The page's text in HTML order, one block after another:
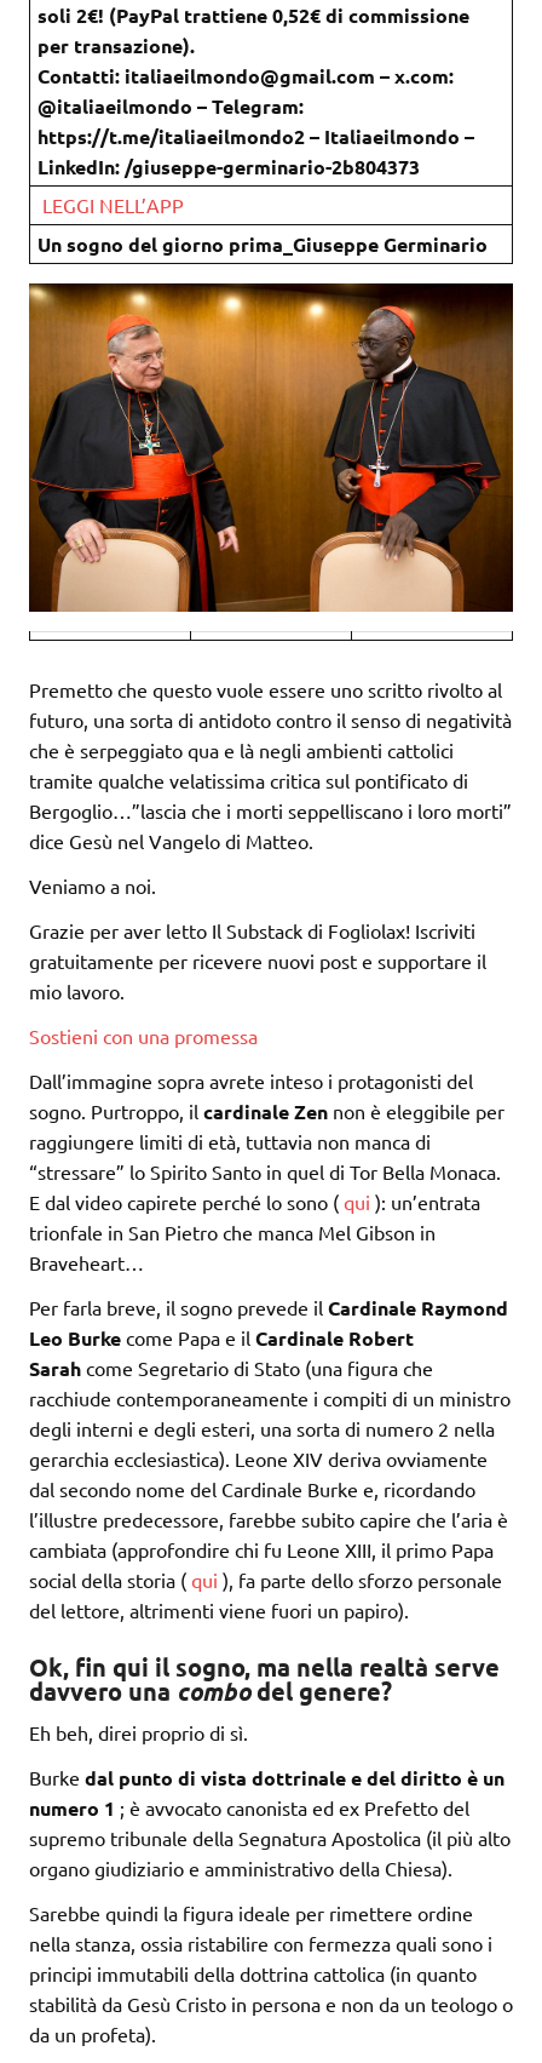
soli 2€! (PayPal trattiene 0,52€ di commissione
per transazione).
Contatti: italiaeilmondo@gmail.com – x.com:
@italiaeilmondo – Telegram:
https://t.me/italiaeilmondo2 – Italiaeilmondo –
LinkedIn: /giuseppe-germinario-2b804373
LEGGI NELL’APP
Un sogno del giorno prima_Giuseppe Germinario
Premetto che questo vuole essere uno scritto rivolto al
futuro, una sorta di antidoto contro il senso di negatività
che è serpeggiato qua e là negli ambienti cattolici
tramite qualche velatissima critica sul pontificato di
Bergoglio…”lascia che i morti seppelliscano i loro morti”
dice Gesù nel Vangelo di Matteo.
Veniamo a noi.
Grazie per aver letto Il Substack di Fogliolax! Iscriviti
gratuitamente per ricevere nuovi post e supportare il
mio lavoro.
Sostieni con una promessa
Dall’immagine sopra avrete inteso i protagonisti del
sogno. Purtroppo, il cardinale Zen non è eleggibile per
raggiungere limiti di età, tuttavia non manca di
“stressare” lo Spirito Santo in quel di Tor Bella Monaca.
E dal video capirete perché lo sono ( qui ): un’entrata
trionfale in San Pietro che manca Mel Gibson in
Braveheart…
Per farla breve, il sogno prevede il Cardinale Raymond
Leo Burke come Papa e il Cardinale Robert
Sarah come Segretario di Stato (una figura che
racchiude contemporaneamente i compiti di un ministro
degli interni e degli esteri, una sorta di numero 2 nella
gerarchia ecclesiastica). Leone XIV deriva ovviamente
dal secondo nome del Cardinale Burke e, ricordando
l’illustre predecessore, farebbe subito capire che l’aria è
cambiata (approfondire chi fu Leone XIII, il primo Papa
social della storia ( qui ), fa parte dello sforzo personale
del lettore, altrimenti viene fuori un papiro).
Ok, fin qui il sogno, ma nella realtà serve
davvero una combo del genere?
Eh beh, direi proprio di sì.
Burke dal punto di vista dottrinale e del diritto è un
numero 1 ; è avvocato canonista ed ex Prefetto del
supremo tribunale della Segnatura Apostolica (il più alto
organo giudiziario e amministrativo della Chiesa).
Sarebbe quindi la figura ideale per rimettere ordine
nella stanza, ossia ristabilire con fermezza quali sono i
principi immutabili della dottrina cattolica (in quanto
stabilità da Gesù Cristo in persona e non da un teologo o
da un profeta).